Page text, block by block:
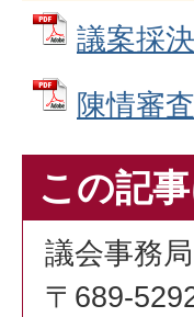
議案採
陳情審
この記
議会事務局
〒689-